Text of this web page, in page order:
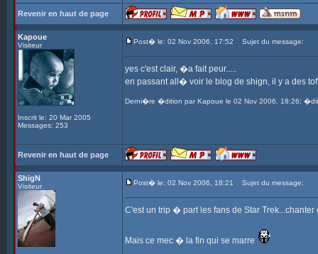
Revenir en haut de page
Kapoue
Visiteur
Inscrit le: 20 Mar 2005
Messages: 253
Post� le: 02 Nov 2006, 17:52 Sujet du message:
yes c'est clair, �a fait peur.....
en passant all� voir le blog de shign, il y a des
Derni�re �dition par Kapoue le 02 Nov 2006, 18:26;
Revenir en haut de page
ShigN
Visiteur Post� le: 02 Nov 2006, 18:21 Sujet du message:
C'est un trip � part les fans de Star
Mais ce mec � la fin qui se marre